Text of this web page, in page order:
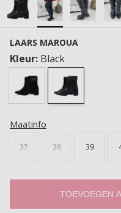
LAARS MAROUA
Kleur: Black
Maatinfo
37 38 39
TOEVOEGEN